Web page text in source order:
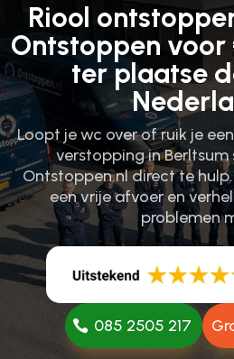
Riool
Ontstoppen voor
ter plaatse
Loopt je wc over of ruik je
verstopping in
Ontstoppen.​nl direct te
een vrije afvoer en
problemen
085 2505 217